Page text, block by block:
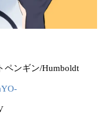
ペンギン/Humboldt